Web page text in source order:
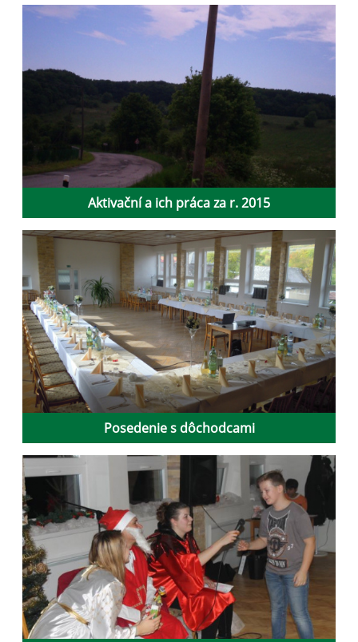
Aktivační a ich práca za r. 2015
Posedenie s dôchodcami